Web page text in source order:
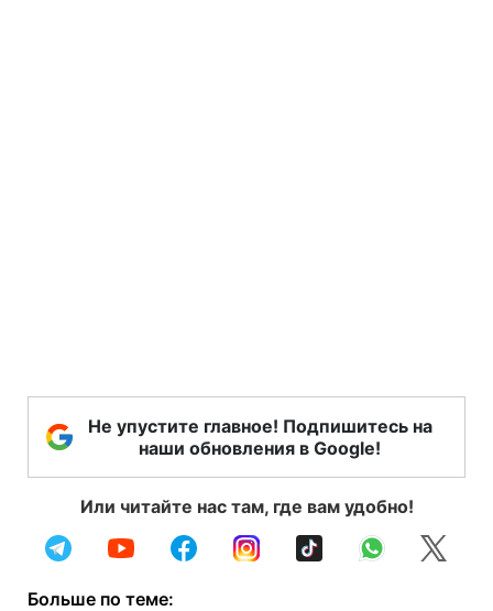
Не упустите главное! Подпишитесь на
наши обновления в Google!
Или читайте нас там, где вам удобно!
Больше по теме: